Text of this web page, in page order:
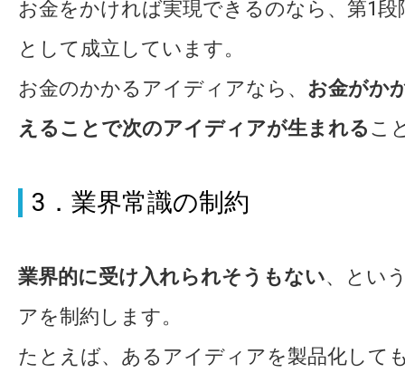
お金をかければ実現できるのなら、第1
として成立しています。
お金のかかるアイディアなら、 お金がか
えることで次のアイディアが生まれる こ
3．業界常識の制約
業界的に受け入れられそうもない、とい
アを制約します。
たとえば、あるアイディアを製品化して